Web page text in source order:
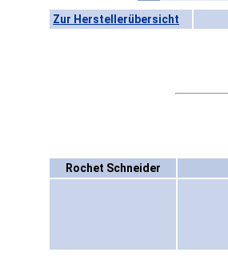
Zur Herstellerübersicht
Rochet Schneider